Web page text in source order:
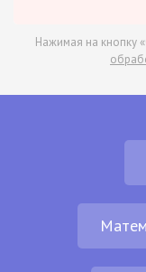
Нажимая на кнопку